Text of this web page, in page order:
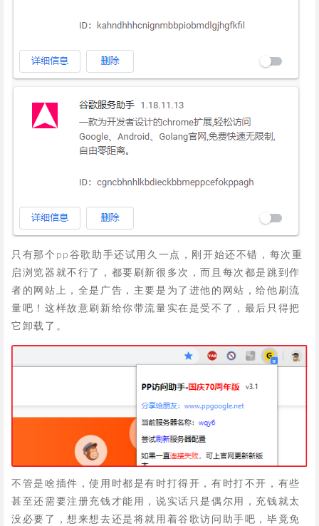
只有那个pp谷歌助手还试用久一点，刚开始还不错，每次重
启浏览器就不行了，都要刷新很多次，而且每次都是跳到作
者的网站上，全是广告，主要是为了进他的网站，给他刷流
量吧！这样故意刷新给你带流量实在是受不了，最后只得把
它卸载了。
不管是啥插件，使用时都是有时打得开，有时打不开，有些
甚至还需要注册充钱才能用，说实话只是偶尔用，充钱就太
没必要了，想来想去还是将就用着谷歌访问助手吧，毕竟免